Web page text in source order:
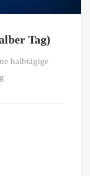
Tag)
halbtägige